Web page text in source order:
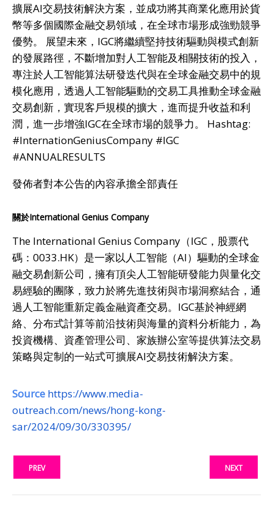
擴展AI交易技術解決方案，並成功將其商業化應用於貨
幣等多個國際金融交易領域，在全球市場形成強勁競爭
優勢。 展望未來，IGC將繼續堅持技術驅動與模式創新
的發展路徑，不斷增加對人工智能及相關技術的投入，
專注於人工智能算法研發迭代與在全球金融交易中的規
模化應用，透過人工智能驅動的交易工具推動全球金融
交易創新，實現客戶規模的擴大，進而提升收益和利
潤，進一步增強IGC在全球市場的競爭力。 Hashtag:
#InternationGeniusCompany #IGC
#ANNUALRESULTS
發佈者對本公告的內容承擔全部責任
關於International Genius Company
The International Genius Company（IGC，股票代
碼：0033.HK）是一家以人工智能（AI）驅動的全球金
融交易創新公司，擁有頂尖人工智能研發能力與量化交
易經驗的團隊，致力於將先進技術與市場洞察結合，通
過人工智能重新定義金融資產交易。IGC基於神經網
絡、分布式計算等前沿技術與海量的資料分析能力，為
投資機構、資產管理公司、家族辦公室等提供算法交易
策略與定制的一站式可擴展AI交易技術解決方案。
Source https://www.media-
outreach.com/news/hong-kong-
sar/2024/09/30/330395/
PREV NEXT